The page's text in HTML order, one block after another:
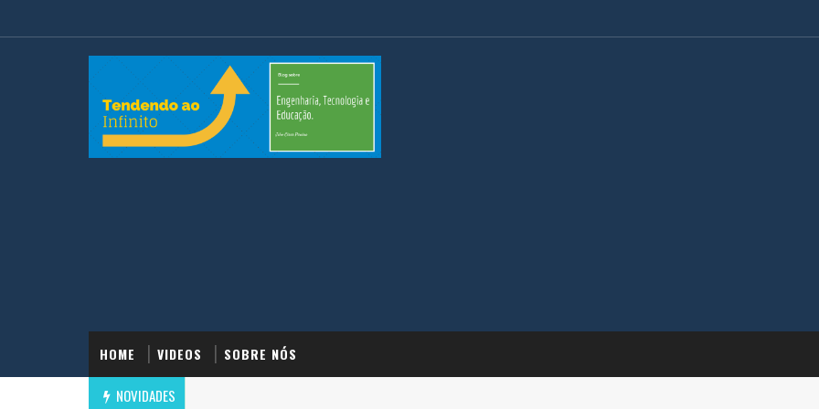
HOME VIDEOS SOBRE NÓS
NOVIDADES